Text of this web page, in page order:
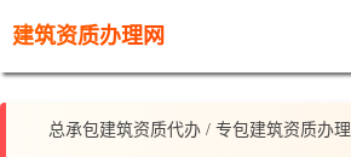
建筑资质办理网
总承包建筑资质代办 / 专包建筑资质办